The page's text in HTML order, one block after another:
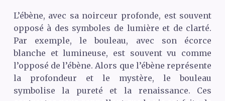
L’ébène, avec sa noirceur profonde, est souvent
opposé à des symboles de lumière et de clarté.
Par exemple, le bouleau, avec son écorce
blanche et lumineuse, est souvent vu comme
l’opposé de l’ébène. Alors que l’ébène représente
la profondeur et le mystère, le bouleau
symbolise la pureté et la renaissance. Ces